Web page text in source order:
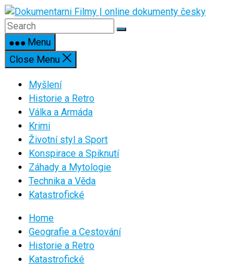
Skip
to
contentMenu
Close Menu
Myšlení
Historie a Retro
Válka a Armáda
Krimi
Životní styl a Sport
Konspirace a Spiknutí
Záhady a Mytologie
Technika a Věda
Katastrofické
Home
Geografie a Cestování
Historie a Retro
Katastrofické